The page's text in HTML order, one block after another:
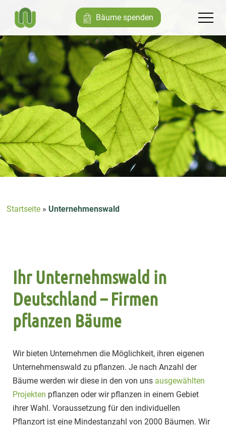
Bäume spenden
Startseite » Unternehmenswald
Ihr Unternehmswald in
Deutschland – Firmen
pflanzen Bäume
Wir bieten Unternehmen die Möglichkeit, ihren eigenen
Unternehmenswald zu pflanzen. Je nach Anzahl der
Bäume werden wir diese in den von uns ausgewählten
Projekten pflanzen oder wir pflanzen in einem Gebiet
ihrer Wahl. Voraussetzung für den individuellen
Pflanzort ist eine Mindestanzahl von 2000 Bäumen. Wir